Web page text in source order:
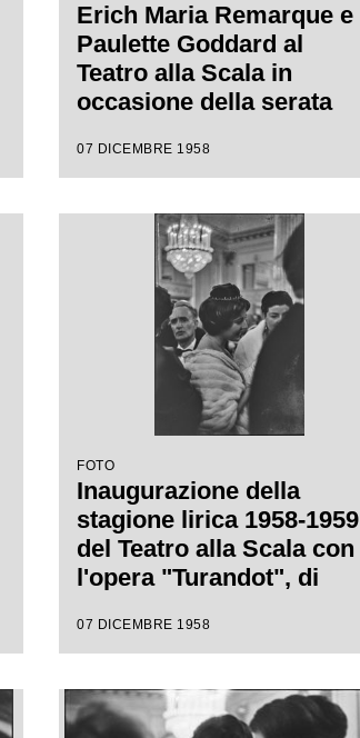
Erich Maria Remarque e
Paulette Goddard al
Teatro alla Scala in
occasione della serata
lirica 1958-1959 con
Giacomo Puccini, diretta
da Antonino Votto con la
regia di Margherita
Wallmann
07 DICEMBRE 1958
FOTO
Inaugurazione della
stagione lirica 1958-1959
del Teatro alla Scala con
l'opera "Turandot", di
da Antonino Votto con la
Wallmann
07 DICEMBRE 1958